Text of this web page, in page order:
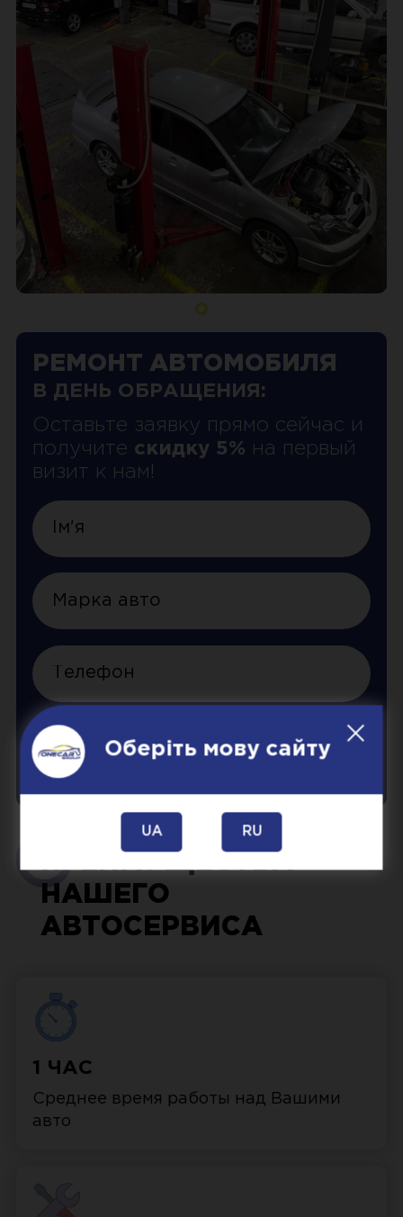
РЕМОНТ АВТОМОБИЛЯ
В ДЕНЬ ОБРАЩЕНИЯ:
Оставьте заявку прямо сейчас и
получите скидку 5% на первый
визит к нам!
НАШЕГО
АВТОСЕРВИСА
1 ЧАС
Среднее время работы над Вашими
авто
Оберіть мову сайту
UA RU